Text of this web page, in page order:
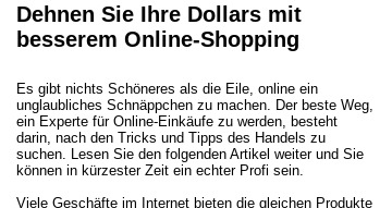
Dehnen Sie Ihre Dollars mit
besserem Online-Shopping
Es gibt nichts Schöneres als die Eile, online ein
unglaubliches Schnäppchen zu machen. Der beste Weg,
ein Experte für Online-Einkäufe zu werden, besteht
darin, nach den Tricks und Tipps des Handels zu
suchen. Lesen Sie den folgenden Artikel weiter und Sie
können in kürzester Zeit ein echter Profi sein.
Viele Geschäfte im Internet bieten die gleichen Produkte